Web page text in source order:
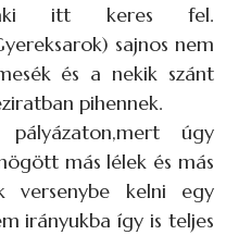
itt keres fel.
sajnos nem
és a nekik szánt
pihennek.
úgy
más lélek és más
versenybe kelni egy
irányukba így is teljes